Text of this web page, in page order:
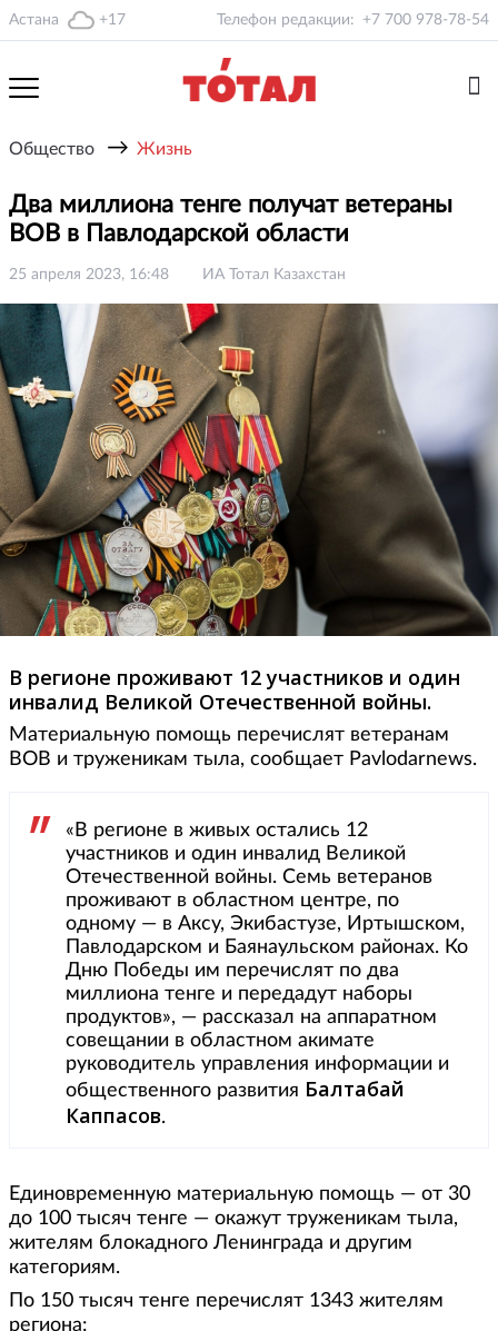
Астана +17 Телефон редакции: +7 700 978-78-54
Общество → Жизнь
Два миллиона тенге получат ветераны
ВОВ в Павлодарской области
25 апреля 2023, 16:48 ИА Тотал Казахстан
В регионе проживают 12 участников и один
инвалид Великой Отечественной войны.
Материальную помощь перечислят ветеранам
ВОВ и труженикам тыла, сообщает Pavlodarnews.
«В регионе в живых остались 12
участников и один инвалид Великой
Отечественной войны. Семь ветеранов
проживают в областном центре, по
одному — в Аксу, Экибастузе, Иртышском,
Павлодарском и Баянаульском районах. Ко
Дню Победы им перечислят по два
миллиона тенге и передадут наборы
продуктов», — рассказал на аппаратном
совещании в областном акимате
руководитель управления информации и
общественного развития Балтабай
Каппасов.
Единовременную материальную помощь — от 30
до 100 тысяч тенге — окажут труженикам тыла,
жителям блокадного Ленинграда и другим
категориям.
По 150 тысяч тенге перечислят 1343 жителям
региона: